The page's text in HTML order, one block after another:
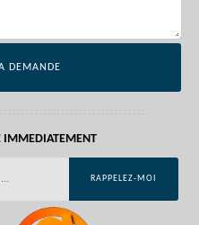
IMMEDIATEMENT